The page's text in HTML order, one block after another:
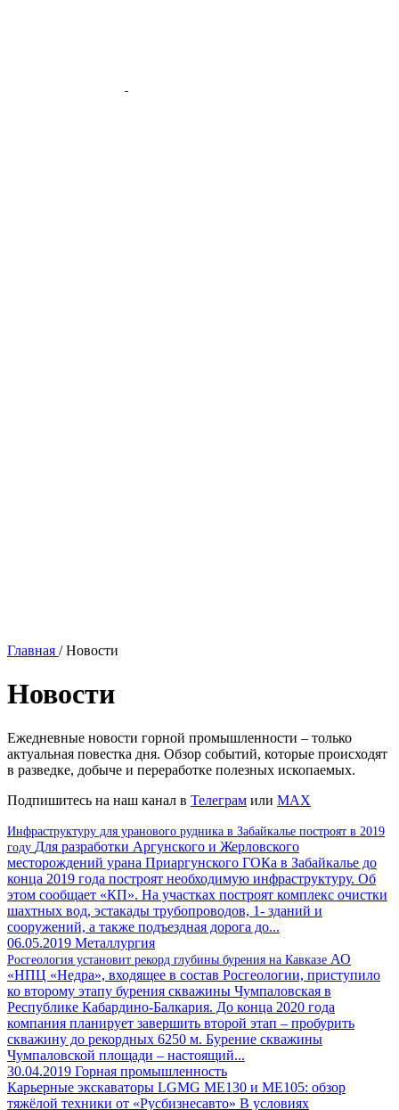
Главная / Новости
Новости
Ежедневные новости горной промышленности – только
актуальная повестка дня. Обзор событий, которые происходят
в разведке, добыче и переработке полезных ископаемых.
Подпишитесь на наш канал в Телеграм или MAX
Инфраструктуру для уранового рудника в Забайкалье построят в 2019
году Для разработки Аргунского и Жерловского
месторождений урана Приаргунского ГОКа в Забайкалье до
конца 2019 года построят необходимую инфраструктуру. Об
этом сообщает «КП». На участках построят комплекс очистки
шахтных вод, эстакады трубопроводов, 1- зданий и
сооружений, а также подъездная дорога до...
06.05.2019 Металлургия
Росгеология установит рекорд глубины бурения на Кавказе АО
«НПЦ «Недра», входящее в состав Росгеологии, приступило
ко второму этапу бурения скважины Чумпаловская в
Республике Кабардино-Балкария. До конца 2020 года
компания планирует завершить второй этап – пробурить
скважину до рекордных 6250 м. Бурение скважины
Чумпаловской площади – настоящий...
30.04.2019 Горная промышленность
Карьерные экскаваторы LGMG ME130 и ME105: обзор
тяжёлой техники от «Русбизнесавто» В условиях